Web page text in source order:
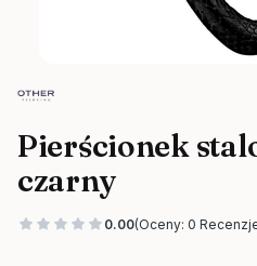
Pierścionek
czarny
0.00(Oceny: 0